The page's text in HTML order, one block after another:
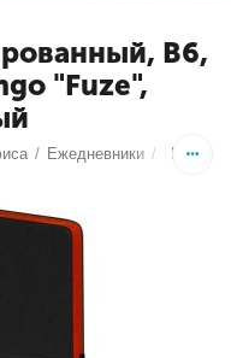
В6,
"Fuze",
/ Ежедневники /